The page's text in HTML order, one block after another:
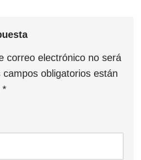
correo electrónico no será
campos obligatorios están
*